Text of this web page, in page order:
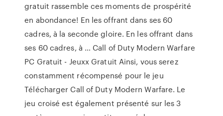
gratuit rassemble ces moments de prospérité
en abondance! En les offrant dans ses 60
cadres, à la seconde gloire. En les offrant dans
ses 60 cadres, à … Call of Duty Modern Warfare
PC Gratuit - Jeuxx Gratuit Ainsi, vous serez
constamment récompensé pour le jeu
Télécharger Call of Duty Modern Warfare. Le
jeu croisé est également présenté sur les 3